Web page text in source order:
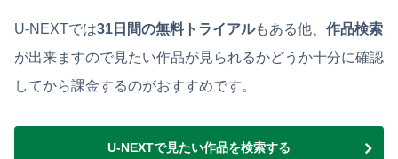
U-NEXTでは31日間の無料トライアルもある他、 作品検索
が出来ますので見たい作品が見られるかどうか十分に確認
してから課金するのがおすすめです。
U-NEXTで見たい作品を検索する